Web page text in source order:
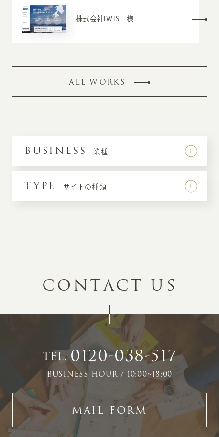
株式会社IWTS 様
ALL WORKS
BUSINESS 業種
TYPE サイトの種類
CONTACT US
TEL.0120-038-517
BUSINESS HOUR / 10:00~18:00
MAIL FORM